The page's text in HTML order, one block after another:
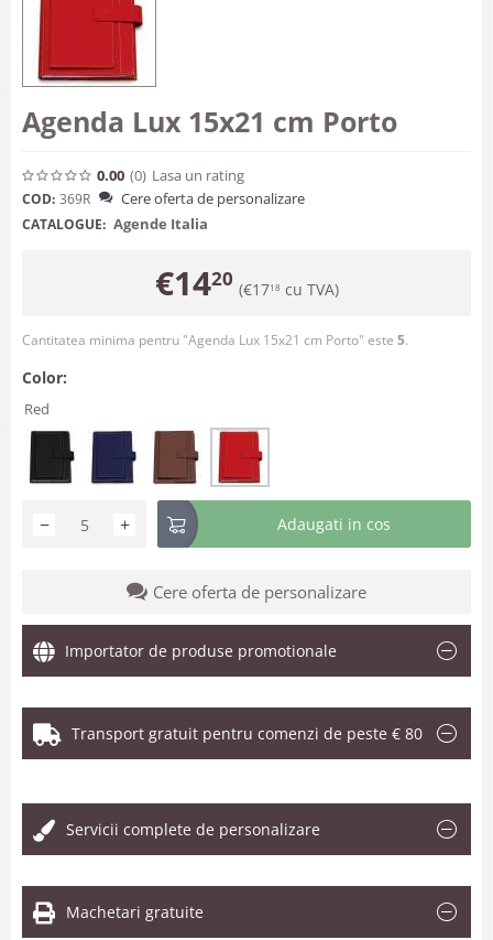
Agenda Lux 15x21 cm Porto
0.00 (0) Lasa un rating
COD: 369R Cere oferta de personalizare
CATALOGUE: Agende Italia
€1420 (€1718 cu TVA)
Cantitatea minima pentru "Agenda Lux 15x21 cm Porto" este 5.
Color:
Red
+
− Adaugati in cos
Cere oferta de personalizare
Importator de produse promotionale
Transport gratuit pentru comenzi de peste € 80
Servicii complete de personalizare
Machetari gratuite